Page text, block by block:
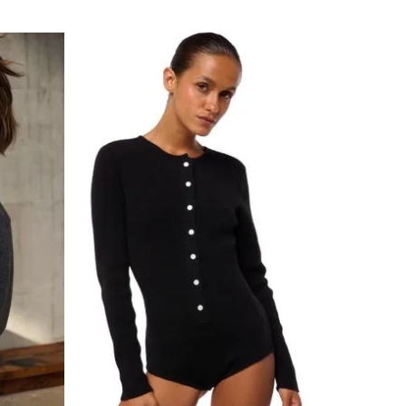
CÓ CÂU HỎI NÀO VỀ SẢN PHẨM NÀY KHÔNG?